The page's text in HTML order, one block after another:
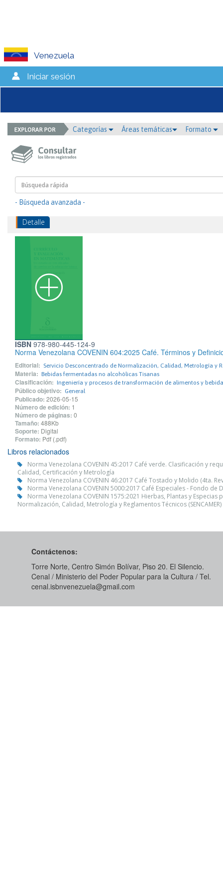
Venezuela
Iniciar sesión
Categorías Áreas temáticas Formato
- Búsqueda avanzada -
Detalle
ISBN 978-980-445-124-9
Norma Venezolana COVENIN 604:2025 Café. Términos y
Editorial: Servicio Desconcentrado de Normalización, Calidad, Metrología y
Materia: Bebidas fermentadas no alcohólicas Tisanas
Clasificación: Ingeniería y procesos de transformación de alimentos y
Público objetivo: General
Publicado: 2026-05-15
Número de edición: 1
Número de páginas: 0
Tamaño: 488Kb
Soporte: Digital
Formato: Pdf (.pdf)
Libros relacionados
Norma Venezolana COVENIN 45:2017 Café verde. Clasificación y
Calidad, Certificación y Metrología
Norma Venezolana COVENIN 46:2017 Café Tostado y Molido (4ta.
Norma Venezolana COVENIN 5000:2017 Café Especiales - Fondo
Norma Venezolana COVENIN 1575:2021 Hierbas, Plantas y
Normalización, Calidad, Metrología y Reglamentos Técnicos (SENCAMER)
Contáctenos:
Torre Norte, Centro Simón Bolívar, Piso 20. El Silencio.
Cenal / Ministerio del Poder Popular para la Cultura / Tel.
cenal.isbnvenezuela@gmail.com